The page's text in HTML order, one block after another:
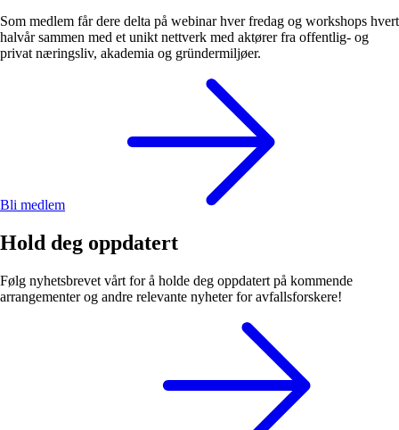
Som medlem får dere delta på webinar hver fredag og workshops hvert
halvår sammen med et unikt nettverk med aktører fra offentlig- og
privat næringsliv, akademia og gründermiljøer.
Bli medlem
Hold deg oppdatert
Følg nyhetsbrevet vårt for å holde deg oppdatert på kommende
arrangementer og andre relevante nyheter for avfallsforskere!